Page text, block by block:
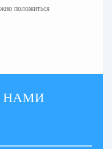
положиться
НАМИ